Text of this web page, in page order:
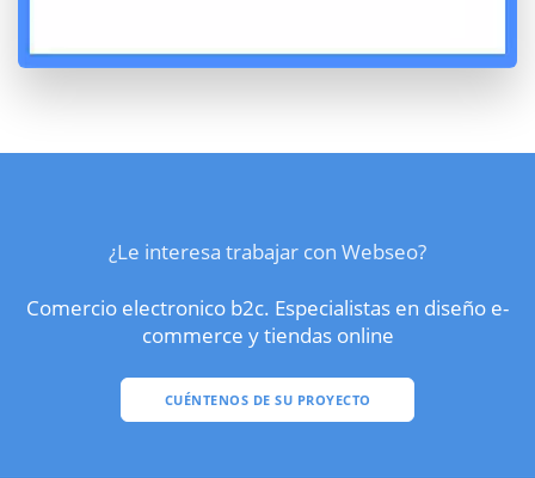
¿Le interesa trabajar con Webseo?
Comercio electronico b2c. Especialistas en diseño e-
commerce y tiendas online
CUÉNTENOS DE SU PROYECTO